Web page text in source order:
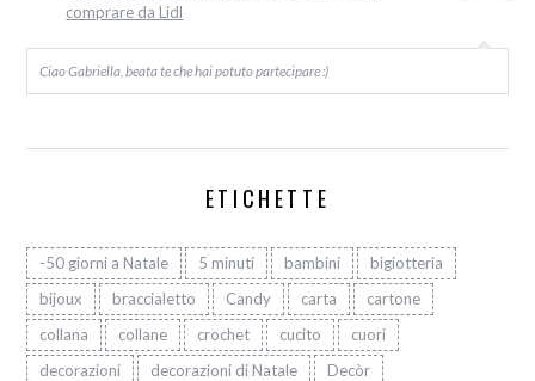
comprare da Lidl
Ciao Gabriella, beata te che hai potuto partecipare :)
ETICHETTE
-50 giorni a Natale 5 minuti bambini
bigiotteria
bijoux
braccialetto Candy carta
cartone
collana
collane crochet cucito
cuori
decorazioni
decorazioni di Natale
Decòr